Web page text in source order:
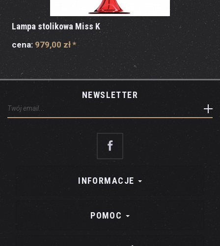
Lampa stolikowa Miss K
cena: 979,00 zł *
NEWSLETTER
INFORMACJE
POMOC